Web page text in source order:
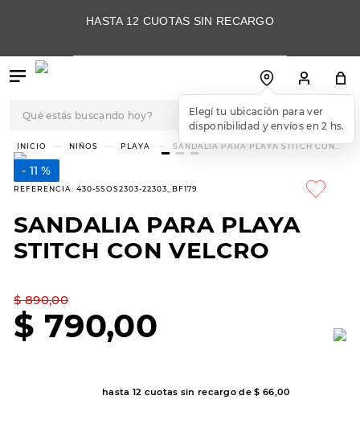
HASTA 12 CUOTAS SIN RECARGO
Elegí tu ubicación para ver
disponibilidad y envíos en 2 hs.
NIÑOS PLAYA
SANDALIA PARA PLAYA STITCH CON
VELCRO
11 %
REFERENCIA: 430-5SOS2303-22303_BF179
SANDALIA PARA PLAYA
STITCH CON VELCRO
$ 890,00
$ 790,00
hasta 12 cuotas sin recargo de$ 66,00
TÉRMINOS MÁS
BUSCADOS
1.
3.
skechers slip-ins